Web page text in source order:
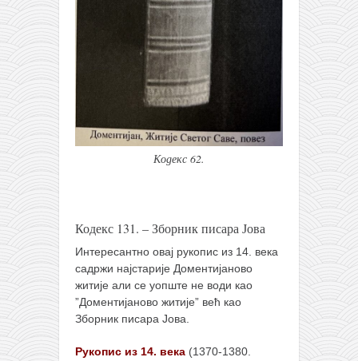
Кодекс 62.
Кодекс 131. – Зборник писара Јова
Интересантно овај рукопис из 14. века
садржи најстарије Доментијаново
житије али се уопште не води као
”Доментијаново житије” већ као
Зборник писара Јова.
Рукопис из 14. века (1370-1380.